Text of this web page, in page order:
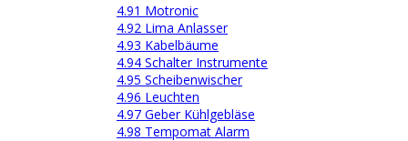
4.91 Motronic
4.92 Lima Anlasser
4.93 Kabelbäume
4.94 Schalter Instrumente
4.95 Scheibenwischer
4.96 Leuchten
4.97 Geber Kühlgebläse
4.98 Tempomat Alarm